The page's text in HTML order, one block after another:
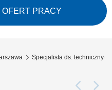
jego wymiany,
sprzętu do wydania,
PRACY
Specjalista ds. technicznych